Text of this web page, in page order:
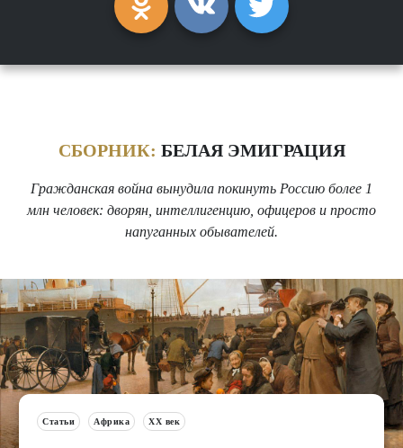
СБОРНИК: БЕЛАЯ ЭМИГРАЦИЯ
Гражданская война вынудила покинуть Россию более 1
млн человек: дворян, интеллигенцию, офицеров и просто
напуганных обывателей.
Статьи Африка XX век